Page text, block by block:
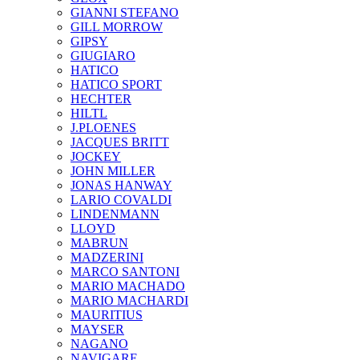
GIANNI STEFANO
GILL MORROW
GIPSY
GIUGIARO
HATICO
HATICO SPORT
HECHTER
HILTL
J.PLOENES
JAСQUES BRITT
JOCKEY
JOHN MILLER
JONAS HANWAY
LARIO COVALDI
LINDENMANN
LLOYD
MABRUN
MADZERINI
MARCO SANTONI
MARIO MACHADO
MARIO MACHARDI
MAURITIUS
MAYSER
NAGANO